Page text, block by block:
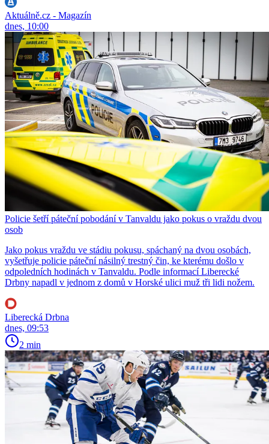
Aktuálně.cz - Magazín
dnes, 10:00
Policie šetří páteční pobodání v Tanvaldu jako pokus o vraždu dvou
osob
Jako pokus vraždu ve stádiu pokusu, spáchaný na dvou osobách,
vyšetřuje policie páteční násilný trestný čin, ke kterému došlo v
odpoledních hodinách v Tanvaldu. Podle informací Liberecké
Drbny napadl v jednom z domů v Horské ulici muž tři lidi nožem.
Liberecká Drbna
dnes, 09:53
2 min